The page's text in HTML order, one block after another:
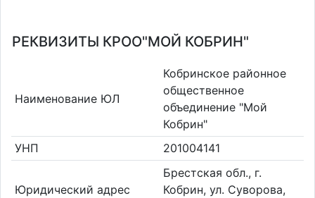
РЕКВИЗИТЫ КРОО"МОЙ КОБРИН"
Наименование ЮЛ
Кобринское районное
общественное
объединение "Мой
Кобрин"
УНП
201004141
Юридический адрес
Брестская обл., г.
Кобрин, ул. Суворова,